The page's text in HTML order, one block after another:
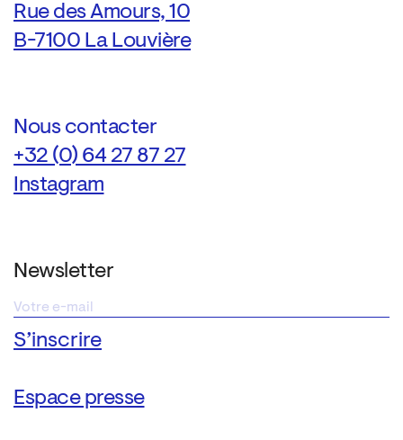
Rue des Amours, 10
B-7100 La Louvière
Nous contacter
+32 (0) 64 27 87 27
Instagram
Newsletter
Espace presse